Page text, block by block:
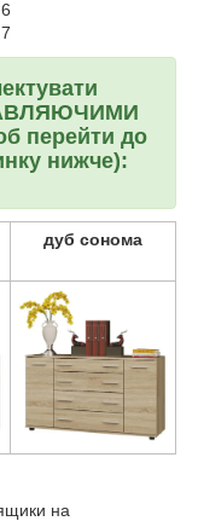
перейти до
нижче):
дуб сонома
на